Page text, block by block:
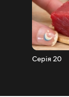
Серія 20